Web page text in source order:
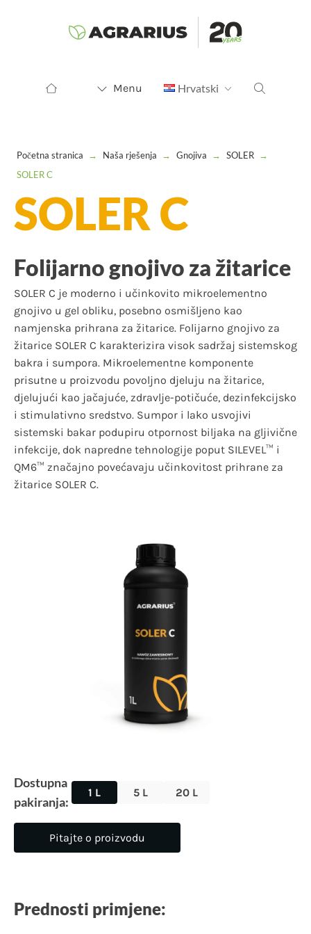
Menu Hrvatski
Početna stranica → Naša rješenja → Gnojiva → SOLER →
SOLER C
SOLER C
Folijarno gnojivo za žitarice
SOLER C je moderno i učinkovito mikroelementno
gnojivo u gel obliku, posebno osmišljeno kao
namjenska prihrana za žitarice. Folijarno gnojivo za
žitarice SOLER C karakterizira visok sadržaj sistemskog
bakra i sumpora. Mikroelementne komponente
prisutne u proizvodu povoljno djeluju na žitarice,
djelujući kao jačajuće, zdravlje-potičuće, dezinfekcijsko
i stimulativno sredstvo. Sumpor i lako usvojivi
sistemski bakar podupiru otpornost biljaka na gljivične
infekcije, dok napredne tehnologije poput SILEVEL™ i
QM6™ značajno povećavaju učinkovitost prihrane za
žitarice SOLER C.
Dostupna
pakiranja:
1 L 5 L 20 L
Pitajte o proizvodu
Prednosti primjene: